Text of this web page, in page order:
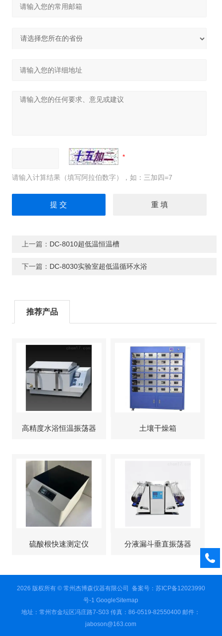
请输入计算结果（填写阿拉伯数字），如：三加四=7
上一篇： DC-8010超低温恒温槽
下一篇： DC-8030实验室超低温循环水浴
推荐产品
高精度水浴恒温振荡器 土壤干燥箱
硫酸根快速测定仪 分液漏斗垂直振荡器
2026 版权所有 © 常州杰博森仪器有限公司 备案号：苏ICP备12023990
号-1 GoogleSitemap
地址：常州市金坛区冯庄路7-S03 传真：86-0519-82550400 邮件：
jaboson@163.com